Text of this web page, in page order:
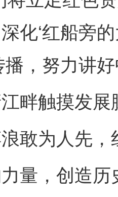
化‘红船旁
播，努力讲
畔触摸发
为人先，
，创造历